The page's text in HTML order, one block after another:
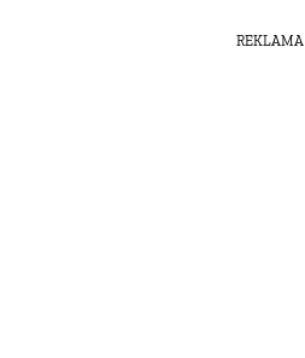
REKLAMA